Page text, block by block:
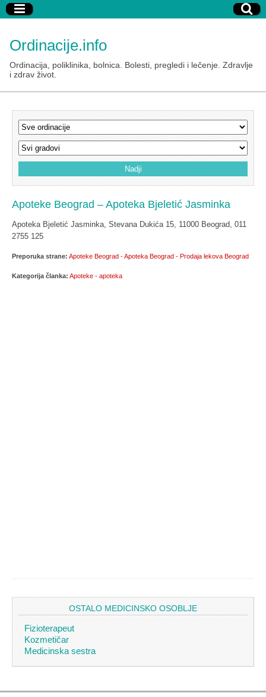
Ordinacije.info
Ordinacija, poliklinika, bolnica. Bolesti, pregledi i lečenje. Zdravlje
i zdrav život.
Apoteke Beograd – Apoteka Bjeletić Jasminka
Apoteka Bjeletić Jasminka, Stevana Dukića 15, 11000 Beograd, 011
2755 125
Preporuka strane: Apoteke Beograd - Apoteka Beograd - Prodaja lekova Beograd
Kategorija članka: Apoteke - apoteka
OSTALO MEDICINSKO OSOBLJE
Fizioterapeut
Kozmetičar
Medicinska sestra